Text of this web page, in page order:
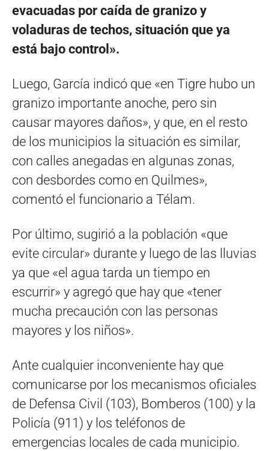
evacuadas por caída de granizo y
voladuras de techos, situación que ya
está bajo control».
Luego, García indicó que «en Tigre hubo un
granizo importante anoche, pero sin
causar mayores daños», y que, en el resto
de los municipios la situación es similar,
con calles anegadas en algunas zonas,
con desbordes como en Quilmes»,
comentó el funcionario a Télam.
Por último, sugirió a la población «que
evite circular» durante y luego de las lluvias
ya que «el agua tarda un tiempo en
escurrir» y agregó que hay que «tener
mucha precaución con las personas
mayores y los niños».
Ante cualquier inconveniente hay que
comunicarse por los mecanismos oficiales
de Defensa Civil (103), Bomberos (100) y la
Policía (911) y los teléfonos de
emergencias locales de cada municipio.